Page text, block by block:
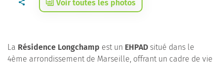
Voir toutes les photos
La Résidence Longchamp est un EHPAD situé dans le
4ème arrondissement de Marseille, offrant un cadre de vie